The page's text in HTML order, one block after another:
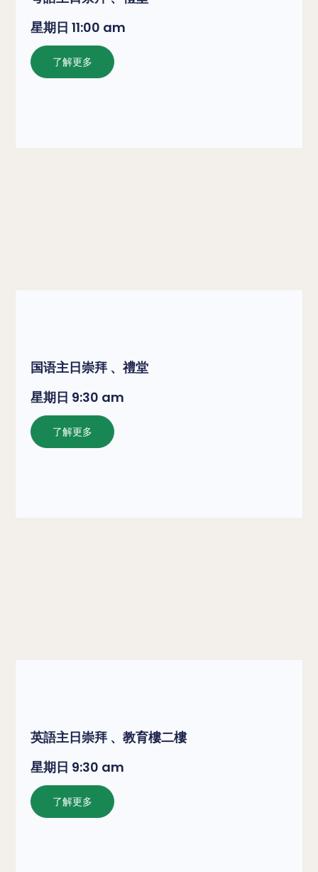
星期日 11:00 am
了解更多
国语主日崇拜 、禮堂
星期日 9:30 am
了解更多
英語主日崇拜 、教育樓二樓
星期日 9:30 am
了解更多